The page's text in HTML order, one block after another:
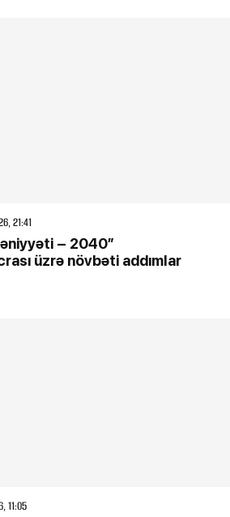
21:41
– 2040”
üzrə növbəti addımlar
11:05